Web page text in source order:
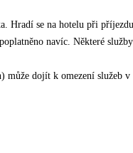
Hradí se na hotelu při
navíc. Některé
může dojít k omezení služeb